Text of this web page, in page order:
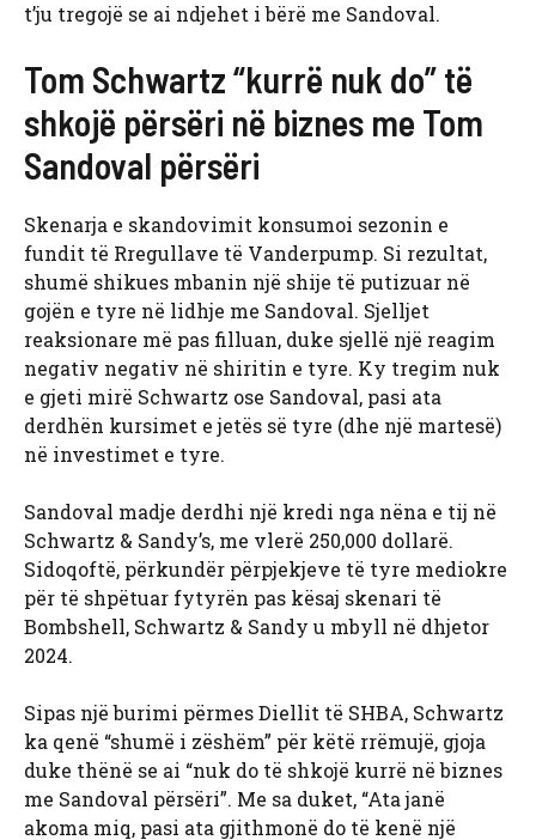
t’ju tregojë se ai ndjehet i bërë me Sandoval.
Tom Schwartz “kurrë nuk do” të
shkojë përsëri në biznes me Tom
Sandoval përsëri
Skenarja e skandovimit konsumoi sezonin e
fundit të Rregullave të Vanderpump. Si rezultat,
shumë shikues mbanin një shije të putizuar në
gojën e tyre në lidhje me Sandoval. Sjelljet
reaksionare më pas filluan, duke sjellë një reagim
negativ negativ në shiritin e tyre. Ky tregim nuk
e gjeti mirë Schwartz ose Sandoval, pasi ata
derdhën kursimet e jetës së tyre (dhe një martesë)
në investimet e tyre.
Sandoval madje derdhi një kredi nga nëna e tij në
Schwartz & Sandy’s, me vlerë 250,000 dollarë.
Sidoqoftë, përkundër përpjekjeve të tyre mediokre
për të shpëtuar fytyrën pas kësaj skenari të
Bombshell, Schwartz & Sandy u mbyll në dhjetor
2024.
Sipas një burimi përmes Diellit të SHBA, Schwartz
ka qenë “shumë i zëshëm” për këtë rrëmujë, gjoja
duke thënë se ai “nuk do të shkojë kurrë në biznes
me Sandoval përsëri”. Me sa duket, “Ata janë
akoma miq, pasi ata gjithmonë do të kenë një